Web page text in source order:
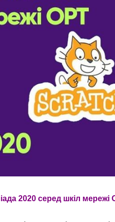
2020 серед шкіл мережі